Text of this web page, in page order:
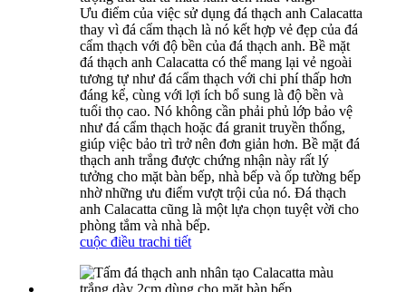
Ưu điểm của việc sử dụng đá thạch anh Calacatta
thay vì đá cẩm thạch là nó kết hợp vẻ đẹp của đá
cẩm thạch với độ bền của đá thạch anh. Bề mặt
đá thạch anh Calacatta có thể mang lại vẻ ngoài
tương tự như đá cẩm thạch với chi phí thấp hơn
đáng kể, cùng với lợi ích bổ sung là độ bền và
tuổi thọ cao. Nó không cần phải phủ lớp bảo vệ
như đá cẩm thạch hoặc đá granit truyền thống,
giúp việc bảo trì trở nên đơn giản hơn. Bề mặt đá
thạch anh trắng được chứng nhận này rất lý
tưởng cho mặt bàn bếp, nhà bếp và ốp tường bếp
nhờ những ưu điểm vượt trội của nó. Đá thạch
anh Calacatta cũng là một lựa chọn tuyệt vời cho
phòng tắm và nhà bếp.
cuộc điều trachi tiết